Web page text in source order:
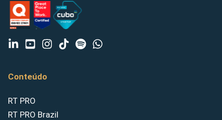
Conteúdo
RT PRO
RT PRO Brazil